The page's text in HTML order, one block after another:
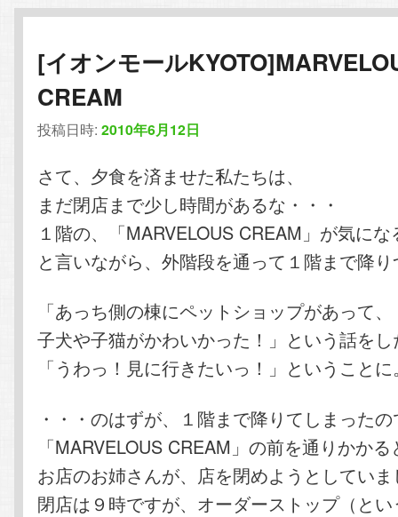
[イオンモール
CREAM
投稿日時:2010年6月12日
さて、夕食を済ませた私たちは、
まだ閉店まで少し時間があるな・・・
１階の、「MARVELOUS CREAM」が気に
と言いながら、外階段を通って１階まで降
「あっち側の棟にペットショップがあって、
子犬や子猫がかわいかった！」という話を
「うわっ！見に行きたいっ！」ということ
・・・のはずが、１階まで降りてしまった
「MARVELOUS CREAM」の前を通りかかる
お店のお姉さんが、店を閉めようとしてい
閉店は９時ですが、オーダーストップ（と